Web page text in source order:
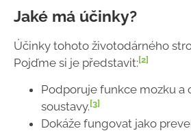
Jaké má účinky?
Účinky tohoto životodárného
Pojďme si je představit:[2]
Podporuje funkce mozku a
soustavy. [3]
Dokáže fungovat jako